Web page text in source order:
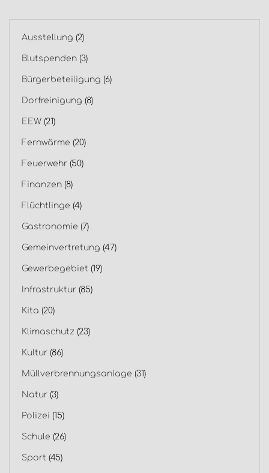
Ausstellung (2)
Blutspenden (3)
Bürgerbeteiligung (6)
Dorfreinigung (8)
EEW (21)
Fernwärme (20)
Feuerwehr (50)
Finanzen (8)
Flüchtlinge (4)
Gastronomie (7)
Gemeinvertretung (47)
Gewerbegebiet (19)
Infrastruktur (85)
Kita (20)
Klimaschutz (23)
Kultur (86)
Müllverbrennungsanlage (31)
Natur (3)
Polizei (15)
Schule (26)
Sport (45)